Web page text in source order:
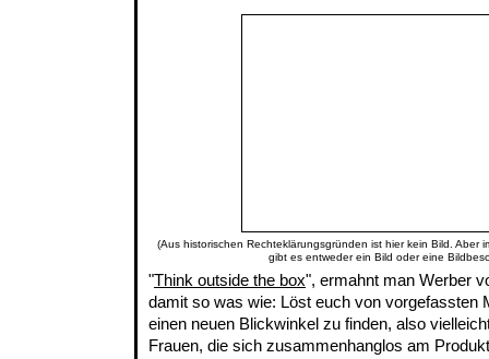
(Aus historischen Rechteklärungsgründen ist hier kein Bild. Aber
gibt es entweder ein Bild oder eine
"Think outside the box", ermahnt man Werber
damit so was wie: Löst euch von vorgefassten
einen neuen Blickwinkel zu finden, also
Frauen, die sich zusammenhanglos am